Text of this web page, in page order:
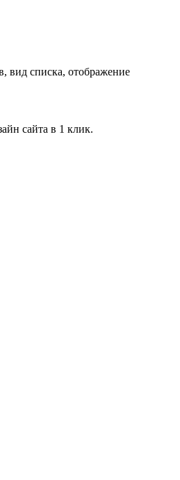
вид списка, отображение
сайта в 1 клик.